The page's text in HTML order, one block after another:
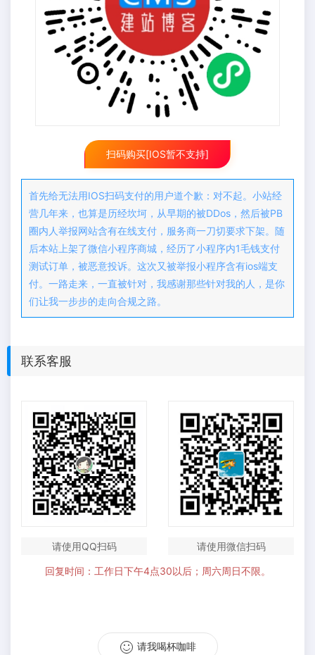
扫码购买[IOS暂不支持]
首先给无法用IOS扫码支付的用户道个歉：对不起。小站经
营几年来，也算是历经坎坷，从早期的被DDos，然后被PB
圈内人举报网站含有在线支付，服务商一刀切要求下架。随
后本站上架了微信小程序商城，经历了小程序内1毛钱支付
测试订单，被恶意投诉。这次又被举报小程序含有ios端支
付。一路走来，一直被针对，我感谢那些针对我的人，是你
们让我一步步的走向合规之路。
联系客服
请使用QQ扫码 请使用微信扫码
回复时间：工作日下午4点30以后；周六周日不限。
请我喝杯咖啡